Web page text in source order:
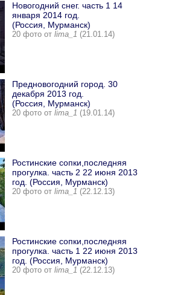
Новогодний снег. часть 1 14
января 2014 год.
(Россия, Мурманск)
20 фото от lima_1 (21.01.14)
Предновогодний город. 30
декабря 2013 год.
(Россия, Мурманск)
20 фото от lima_1 (19.01.14)
Ростинские сопки,последняя
прогулка. часть 2 22 июня 2013
год. (Россия, Мурманск)
20 фото от lima_1 (22.12.13)
Ростинские сопки,последняя
прогулка. часть 1 22 июня 2013
год. (Россия, Мурманск)
20 фото от lima_1 (22.12.13)